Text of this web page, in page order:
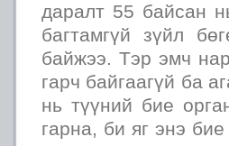
даралт 55 байсан
багтамгүй зүйл
байжээ. Тэр эмч
гарч байгаагүй ба
нь түүний бие
гарна, би яг энэ